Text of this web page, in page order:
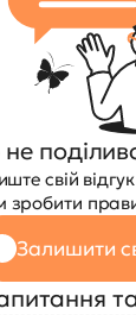
свій
Залишити
та